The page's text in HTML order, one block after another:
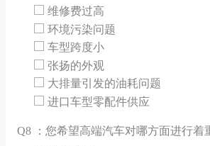
维修费过高
环境污染问题
车型跨度小
张扬的外观
大排量引发的油耗问题
进口车型零配件供应
Q8 ：您希望高端汽车对哪方面进行着